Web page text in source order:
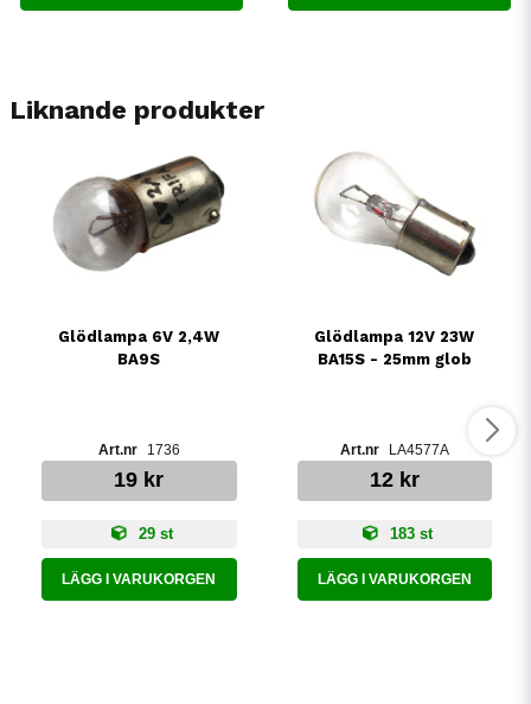
Liknande produkter
Glödlampa 6V 2,4W
BA9S
1736
19 kr
29 st
LÄGG I VARUKORGEN
Glödlampa 12V 23W
BA15S - 25mm glob
LA4577A
12 kr
183 st
LÄGG I VARUKORGEN